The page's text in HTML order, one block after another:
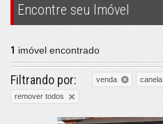
Encontre seu Imóvel
1 imóvel encontrado
Filtrando por: venda canela
remover todos